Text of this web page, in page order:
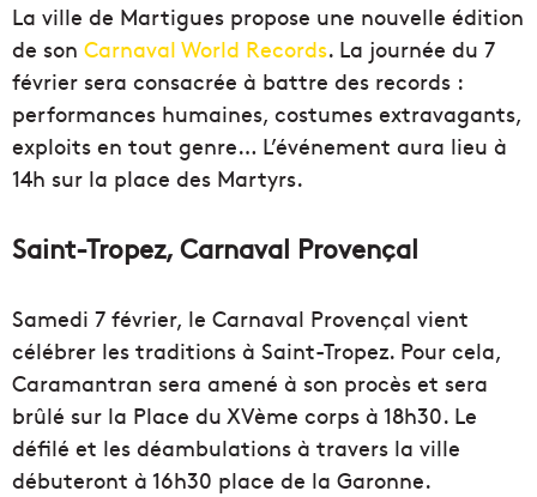
La ville de Martigues propose une nouvelle édition
de son Carnaval World Records. La journée du 7
février sera consacrée à battre des records :
performances humaines, costumes extravagants,
exploits en tout genre… L’événement aura lieu à
14h sur la place des Martyrs.
Saint-Tropez, Carnaval Provençal
Samedi 7 février, le Carnaval Provençal vient
célébrer les traditions à Saint-Tropez. Pour cela,
Caramantran sera amené à son procès et sera
brûlé sur la Place du XVème corps à 18h30. Le
défilé et les déambulations à travers la ville
débuteront à 16h30 place de la Garonne.